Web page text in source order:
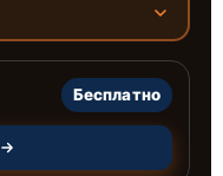
Бесплатно